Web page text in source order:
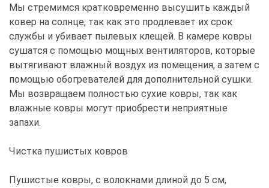
Мы стремимся кратковременно высушить каждый
ковер на солнце, так как это продлевает их срок
службы и убивает пылевых клещей. В камере ковры
сушатся с помощью мощных вентиляторов, которые
вытягивают влажный воздух из помещения, а затем с
помощью обогревателей для дополнительной сушки.
Мы возвращаем полностью сухие ковры, так как
влажные ковры могут приобрести неприятные
запахи.
Чистка пушистых ковров
Пушистые ковры, с волокнами длиной до 5 см,